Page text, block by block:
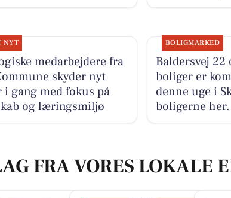
NYT
medarbejdere fra
skyder nyt
i gang med fokus på
og læringsmiljø
BOLIGMARKED
Baldersvej 22
boliger er
denne uge i
boligerne her.
FRA VORES LOKALE